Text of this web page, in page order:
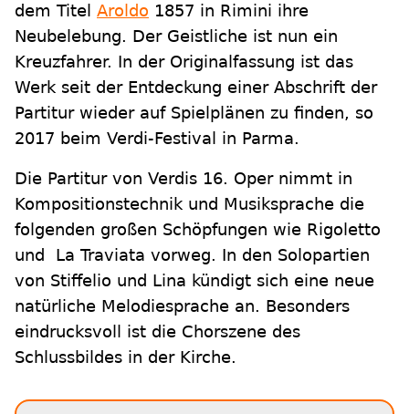
dem Titel Aroldo 1857 in Rimini ihre
Neubelebung. Der Geistliche ist nun ein
Kreuzfahrer. In der Originalfassung ist das
Werk seit der Entdeckung einer Abschrift der
Partitur wieder auf Spielplänen zu finden, so
2017 beim Verdi-Festival in Parma.
Die Partitur von Verdis 16. Oper nimmt in
Kompositionstechnik und Musiksprache die
folgenden großen Schöpfungen wie Rigoletto
und La Traviata vorweg. In den Solopartien
von Stiffelio und Lina kündigt sich eine neue
natürliche Melodiesprache an. Besonders
eindrucksvoll ist die Chorszene des
Schlussbildes in der Kirche.